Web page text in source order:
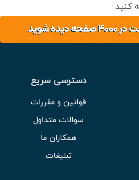
دسترسی سریع
قوانین و مقررات
سوالات متداول
همکاران ما
تبلیغات